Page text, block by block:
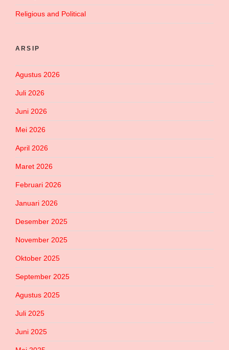
Religious and Political
ARSIP
Agustus 2026
Juli 2026
Juni 2026
Mei 2026
April 2026
Maret 2026
Februari 2026
Januari 2026
Desember 2025
November 2025
Oktober 2025
September 2025
Agustus 2025
Juli 2025
Juni 2025